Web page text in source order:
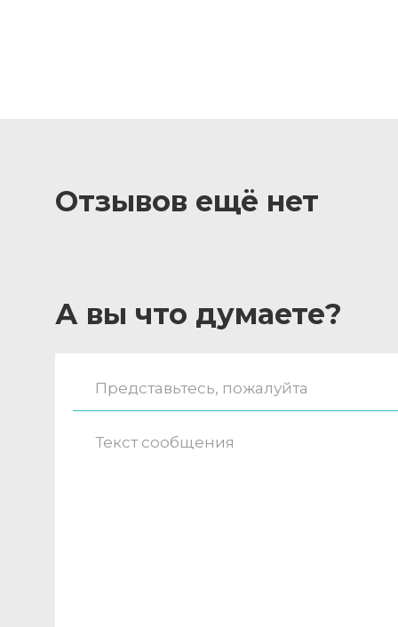
Отзывов ещё нет
А вы что думаете?